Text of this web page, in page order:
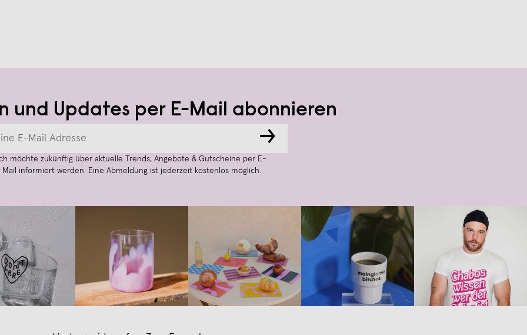
und Updates per E-Mail abonnieren
→
möchte zukünftig über aktuelle Trends, Angebote & Gutscheine per E-
Mail informiert werden. Eine Abmeldung ist jederzeit kostenlos möglich.